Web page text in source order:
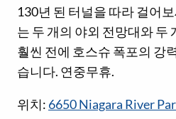
130년 된 터널을 따라 걸어
는 두 개의 야외 전망대와 두
훨씬 전에 호스슈 폭포의 강
습니다. 연중무휴.
위치: 6650 Niagara River